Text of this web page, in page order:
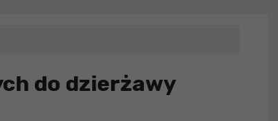
do dzierżawy